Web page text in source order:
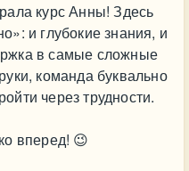
курс Анны! Здесь
и глубокие знания, и
в самые сложные
команда буквально
через трудности.
вперед! 😉